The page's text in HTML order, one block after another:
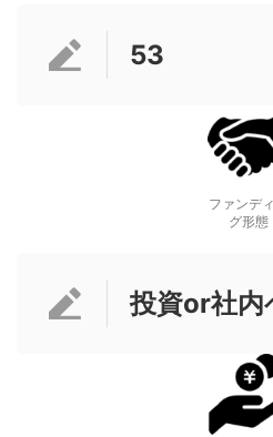
53
ファンデ
グ形態
投資or社内